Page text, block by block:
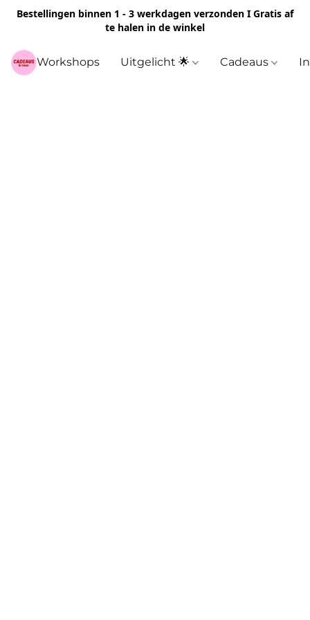
Bestellingen binnen 1 - 3 werkdagen verzonden I Gratis af
te halen in de winkel
Workshops Uitgelicht 🌟 Cadeaus